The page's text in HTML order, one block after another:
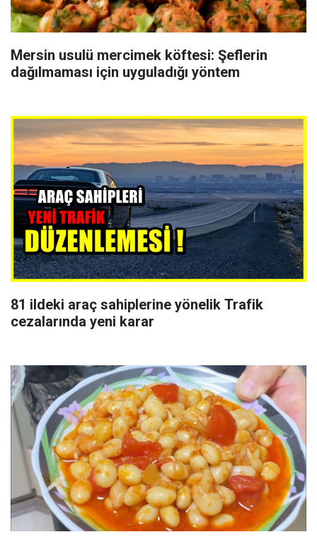
Mersin usulü mercimek köftesi: Şeflerin
dağılmaması için uyguladığı yöntem
81 ildeki araç sahiplerine yönelik Trafik
cezalarında yeni karar